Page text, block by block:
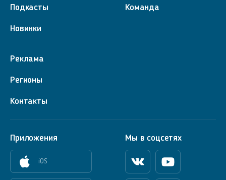
Подкасты
Новинки
Команда
Реклама
Регионы
Контакты
Приложения
iOS
Мы в соцсетях
ВконтактеYoutube